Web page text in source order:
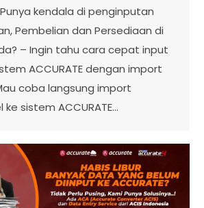
Punya kendala di penginputan
Pembelian dan Persediaan di
– Ingin tahu cara cepat input
ACCURATE dengan import
coba langsung import
sistem ACCURATE…